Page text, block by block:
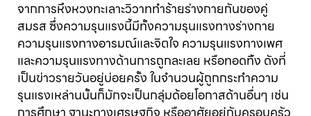
จากการหึงหวงทะเลาะวิวาททำร้ายร่างกายกันของคู่
สมรส ซึ่งความรุนแรงนี้มีทั้งความรุนแรงทางร่างกาย
ความรุนแรงทางอารมณ์และจิตใจ ความรุนแรงทางเพศ
และความรุนแรงทางด้านการถูกละเลย หรือทอดทิ้ง ดังที่
เป็นข่าวรายวันอยู่บ่อยครั้ง ในจำนวนผู้ถูกกระทำความ
รุนแรงเหล่านนั้นก็มักจะเป็นกลุ่มด้อยโอกาสด้านอื่นๆ เช่น